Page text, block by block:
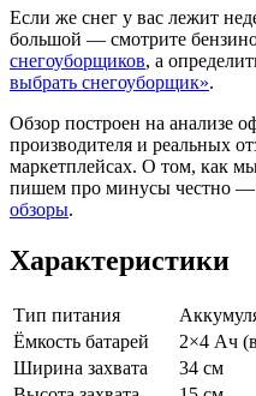
Если же снег у вас лежит
большой — смотрите
снегоуборщиков, а
выбрать снегоуборщик».
Обзор построен на анализе
производителя и реальных
маркетплейсах. О том, как
пишем про минусы честно —
обзоры.
Характеристики
Тип питания
Ёмкость батарей
2×4 Ач
Ширина захвата
34 см